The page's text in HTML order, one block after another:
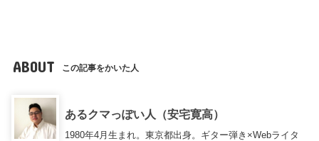
ABOUT この記事をかいた人
あるクマっぽい人（安宅寛高）
1980年4月生まれ。東京都出身。ギター弾き×Webライタ